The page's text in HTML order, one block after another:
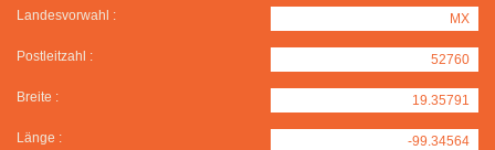
Landesvorwahl : MX
Postleitzahl : 52760
Breite : 19.35791
Länge : -99.34564